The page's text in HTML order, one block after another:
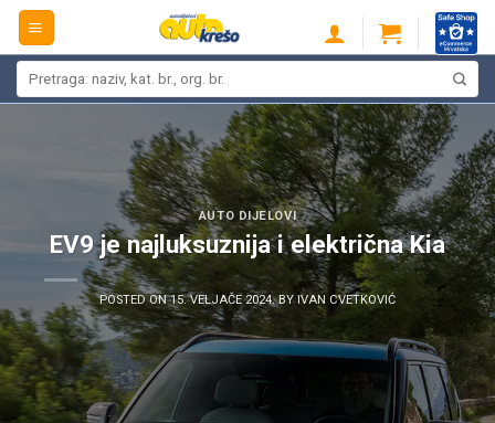
Skip
content
AUTO DIJELOVI
EV9 je najluksuznija i električna Kia
POSTED ON15. VELJAČE 2024. BY IVAN CVETKOVIĆ